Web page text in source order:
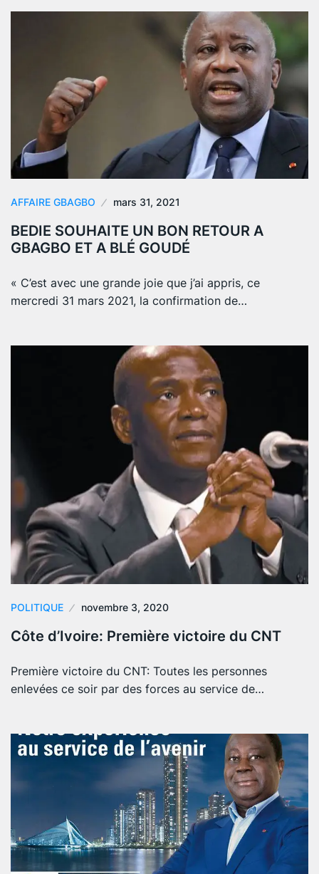
AFFAIRE GBAGBO mars 31, 2021
BEDIE SOUHAITE UN BON RETOUR A
GBAGBO ET A BLÉ GOUDÉ
« C’est avec une grande joie que j’ai appris, ce
mercredi 31 mars 2021, la confirmation de…
POLITIQUE novembre 3, 2020
Côte d’Ivoire: Première victoire du CNT
Première victoire du CNT: Toutes les personnes
enlevées ce soir par des forces au service de…